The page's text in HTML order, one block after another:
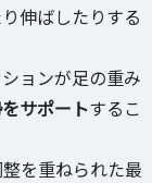
伸ばしたりする
ョンが足の重み
サポートするこ
を重ねられた最